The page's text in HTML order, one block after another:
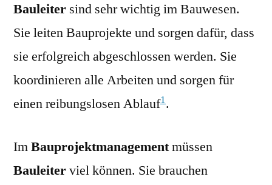
Bauleiter sind sehr wichtig im Bauwesen.
Sie leiten Bauprojekte und sorgen dafür, dass
sie erfolgreich abgeschlossen werden. Sie
koordinieren alle Arbeiten und sorgen für
einen reibungslosen Ablauf1.
ImBauprojektmanagementmüssen
Bauleiterviel können. Sie brauchen